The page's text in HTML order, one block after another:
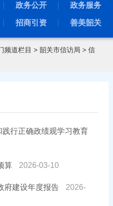
政务公开 政务服务
招商引资 善美韶关
频道栏目 > 韶关市信访局 > 信
行正确政绩观学习教育
算 2026-03-10
府建设年度报告
2026-